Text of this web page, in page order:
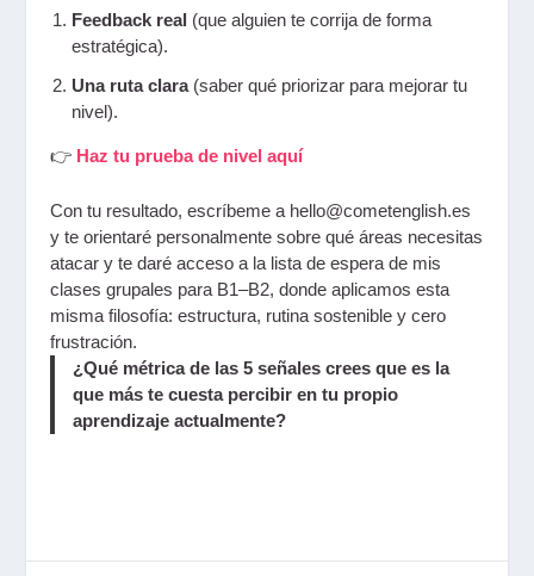
Feedback real (que alguien te corrija de forma
estratégica).
Una ruta clara(saber qué priorizar para mejorar tu
nivel).
👉 Haz tu prueba de nivel aquí
Con tu resultado, escríbeme a hello@cometenglish.es
y te orientaré personalmente sobre qué áreas necesitas
atacar y te daré acceso a la lista de espera de mis
clases grupales para B1–B2, donde aplicamos esta
misma filosofía: estructura, rutina sostenible y cero
frustración.
¿Qué métrica de las 5 señales crees que es la
que más te cuesta percibir en tu propio
aprendizaje actualmente?